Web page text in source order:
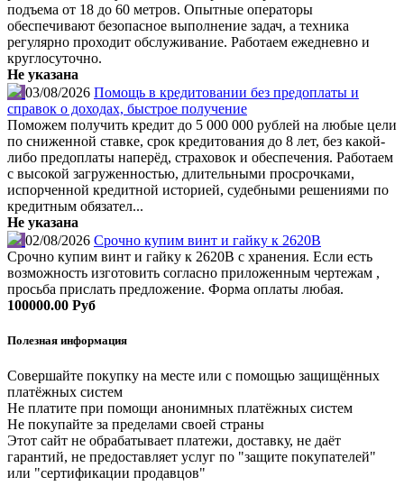
подъема от 18 до 60 метров. Опытные операторы
обеспечивают безопасное выполнение задач, а техника
регулярно проходит обслуживание. Работаем ежедневно и
круглосуточно.
Не указана
03/08/2026 Помощь в кредитовании без предоплаты и
справок о доходах, быстрое получение
Поможем получить кредит до 5 000 000 рублей на любые цели
по сниженной ставке, срок кредитования до 8 лет, без какой-
либо предоплаты наперёд, страховок и обеспечения. Работаем
с высокой загруженностью, длительными просрочками,
испорченной кредитной историей, судебными решениями по
кредитным обязател...
Не указана
02/08/2026 Срочно купим винт и гайку к 2620В
Срочно купим винт и гайку к 2620В с хранения. Если есть
возможность изготовить согласно приложенным чертежам ,
просьба прислать предложение. Форма оплаты любая.
100000.00 Руб
Полезная информация
Совершайте покупку на месте или с помощью защищённых
платёжных систем
Не платите при помощи анонимных платёжных систем
Не покупайте за пределами своей страны
Этот сайт не обрабатывает платежи, доставку, не даёт
гарантий, не предоставляет услуг по "защите покупателей"
или "сертификации продавцов"